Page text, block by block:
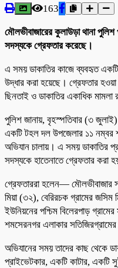
163
মৌলভীবাজারের কুলাউড়া থানা
সদস্যকে গ্রেফতার করেছে।
এ সময় ডাকাতির কাজে ব্যবহৃত
উদ্ধার করা হয়েছে। গ্রেফতার হওয়া
ছিনতাই ও ডাকাতির একাধিক মামলা
পুলিশ জানায়, বৃহস্পতিবার (৩ জুলাই)
একটি টহল দল উপজেলার ১১ নম্বর
অভিযান চালায়। এ সময় ডাকাতির
সদস্যকে হাতেনাতে গ্রেফতার করা
গ্রেফতাররা হলেন— মৌলভীবাজার
মিয়া (৩২), বেরিরচক গ্রামের
ইউনিয়নের পশ্চিম বিলেরপাড়
শমসেরনগর এলাকার
অভিযানের সময় তাদের কাছ থেকে
প্রাইভেটকার, একটি কাটার, একটি